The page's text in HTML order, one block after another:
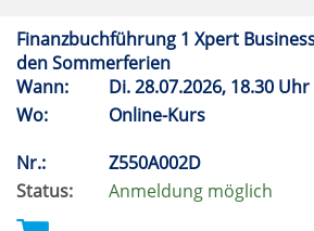
Finanzbuchführung 1 Xpert
den Sommerferien
Wann:
Di.28.07.2026, 18.30 Uhr
Wo:
Online-Kurs
Nr.:
Z550A002D
Status:
Anmeldung möglich